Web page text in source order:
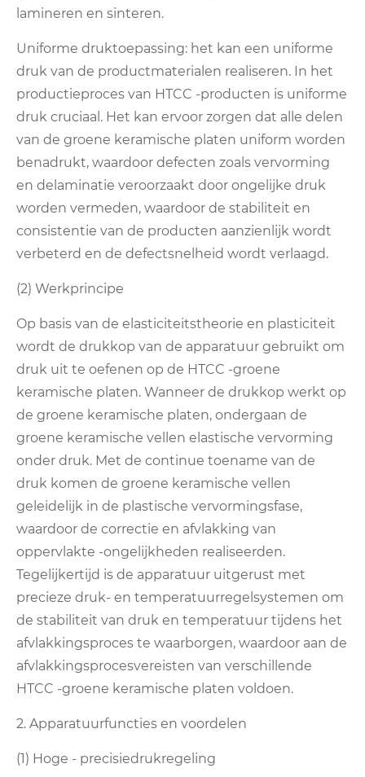
lamineren en sinteren.
Uniforme druktoepassing: het kan een uniforme
druk van de productmaterialen realiseren. In het
productieproces van HTCC -producten is uniforme
druk cruciaal. Het kan ervoor zorgen dat alle delen
van de groene keramische platen uniform worden
benadrukt, waardoor defecten zoals vervorming
en delaminatie veroorzaakt door ongelijke druk
worden vermeden, waardoor de stabiliteit en
consistentie van de producten aanzienlijk wordt
verbeterd en de defectsnelheid wordt verlaagd.
(2) Werkprincipe
Op basis van de elasticiteitstheorie en plasticiteit
wordt de drukkop van de apparatuur gebruikt om
druk uit te oefenen op de HTCC -groene
keramische platen. Wanneer de drukkop werkt op
de groene keramische platen, ondergaan de
groene keramische vellen elastische vervorming
onder druk. Met de continue toename van de
druk komen de groene keramische vellen
geleidelijk in de plastische vervormingsfase,
waardoor de correctie en afvlakking van
oppervlakte -ongelijkheden realiseerden.
Tegelijkertijd is de apparatuur uitgerust met
precieze druk- en temperatuurregelsystemen om
de stabiliteit van druk en temperatuur tijdens het
afvlakkingsproces te waarborgen, waardoor aan de
afvlakkingsprocesvereisten van verschillende
HTCC -groene keramische platen voldoen.
2. Apparatuurfuncties en voordelen
(1) Hoge - precisiedrukregeling